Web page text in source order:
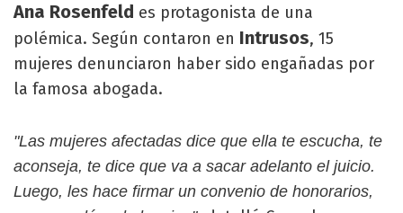
Ana Rosenfeld es protagonista de una
polémica. Según contaron en Intrusos, 15
mujeres denunciaron haber sido engañadas por
la famosa abogada.
"Las mujeres afectadas dice que ella te escucha, te
aconseja, te dice que va a sacar adelanto el juicio.
Luego, les hace firmar un convenio de honorarios,